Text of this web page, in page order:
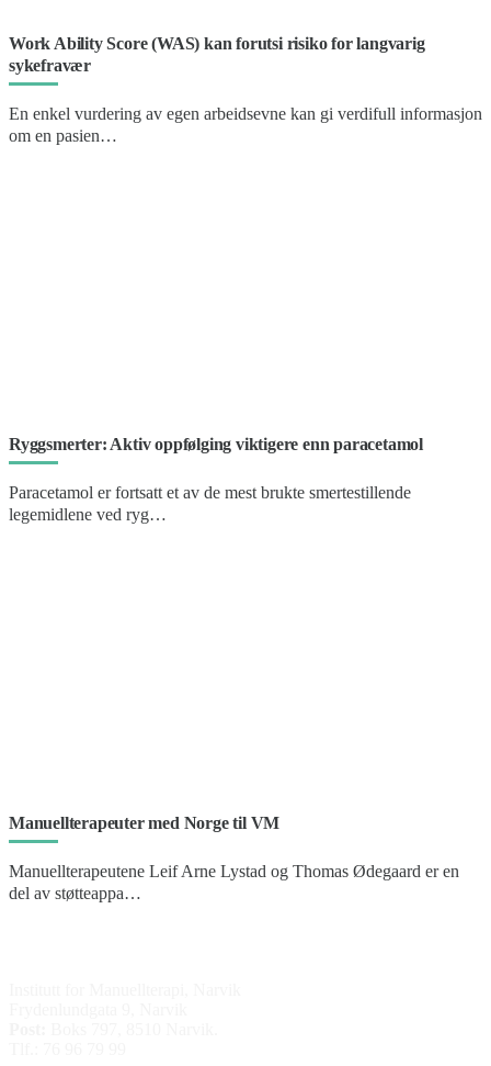
Work Ability Score (WAS) kan forutsi risiko for langvarig
sykefravær
En enkel vurdering av egen arbeidsevne kan gi verdifull informasjon
om en pasien…
Ryggsmerter: Aktiv oppfølging viktigere enn paracetamol
Paracetamol er fortsatt et av de mest brukte smertestillende
legemidlene ved ryg…
Manuellterapeuter med Norge til VM
Manuellterapeutene Leif Arne Lystad og Thomas Ødegaard er en
del av støtteappa…